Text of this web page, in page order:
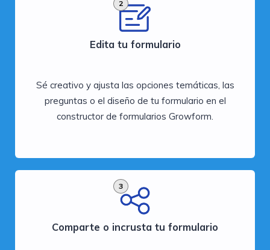
2
Edita tu formulario
Sé creativo y ajusta las opciones temáticas, las
preguntas o el diseño de tu formulario en el
constructor de formularios Growform.
3
Comparte o incrusta tu formulario